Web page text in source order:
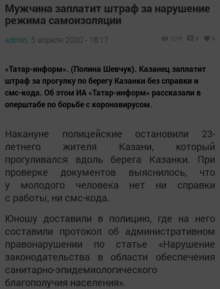
Мужчина заплатит штраф за нарушение
режима самоизоляции
admin, 5 апреля 2020 - 18:17 1213 0 0
«Татар-информ». (Полина Шевчук). Казанец заплатит
штраф за прогулку по берегу Казанки без справки и
смс-кода. Об этом ИА «Татар-информ» рассказали в
оперштабе по борьбе с коронавирусом.
Накануне полицейские остановили 23-
летнего жителя Казани, который
прогуливался вдоль берега Казанки. При
проверке документов выяснилось, что
у молодого человека нет ни справки
с работы, ни смс-кода.
Юношу доставили в полицию, где на него
составили протокол об административном
правонарушении по статье «Нарушение
законодательства в области обеспечения
санитарно-эпидемиологического
благополучия населения».